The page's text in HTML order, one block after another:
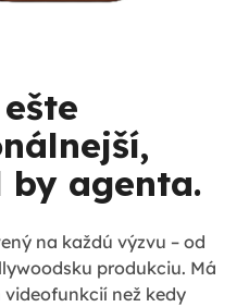
agenta.
na každú výzvu – od
produkciu. Má
než kedy